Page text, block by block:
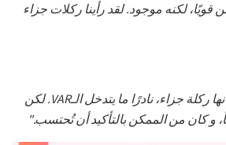
قويًا، لكنه موجود. لقد رأينا ركلات جزاء
"عندما لا يشعر الحكم بأنها ركلة جزاء، نادرًا ما يتدخل الـVAR. لكن
و كان من الممكن بالتأكيد أن تُحتسب."